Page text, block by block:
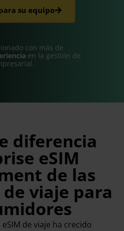
su equipo
con más de
en la gestión de
diferencia
eSIM
de las
de viaje para
de viaje ha crecido